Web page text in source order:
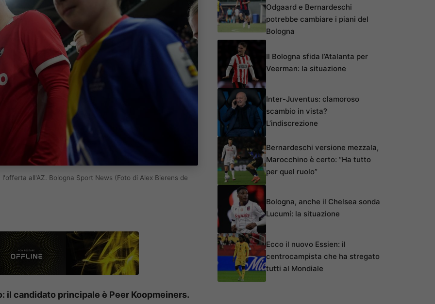
all'AZ. Bologna Sport News (Foto di Alex Bierens de
il candidato principale è Peer Koopmeiners.
Odgaard e Bernardeschi
potrebbe cambiare i piani del
Bologna
Il Bologna sfida l’Atalanta per
Veerman: la situazione
Inter-Juventus: clamoroso
scambio in vista?
L’indiscrezione
Bernardeschi versione mezzala,
Marocchino è certo: “Ha tutto
per quel ruolo”
Bologna, anche il Chelsea sonda
Lucumí: la situazione
Ecco il nuovo Essien: il
centrocampista che ha stregato
tutti al Mondiale